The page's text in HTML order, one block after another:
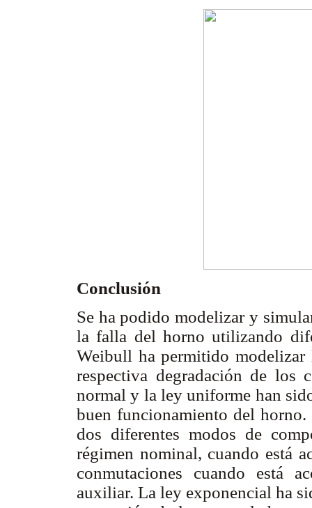
Conclusión
Se ha podido modelizar y
la falla del horno utilizando
Weibull ha permitido
respectiva degradación de los
normal y la ley uniforme han
buen funcionamiento del
dos diferentes modos de
régimen nominal, cuando está
conmutaciones cuando está
auxiliar. La ley exponencial ha